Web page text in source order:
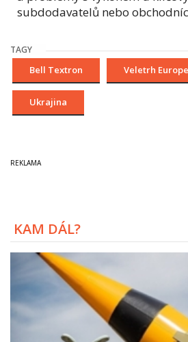
subdodavatelů nebo
TAGY
Bell Textron Veletrh
Ukrajina
KAM DÁL?